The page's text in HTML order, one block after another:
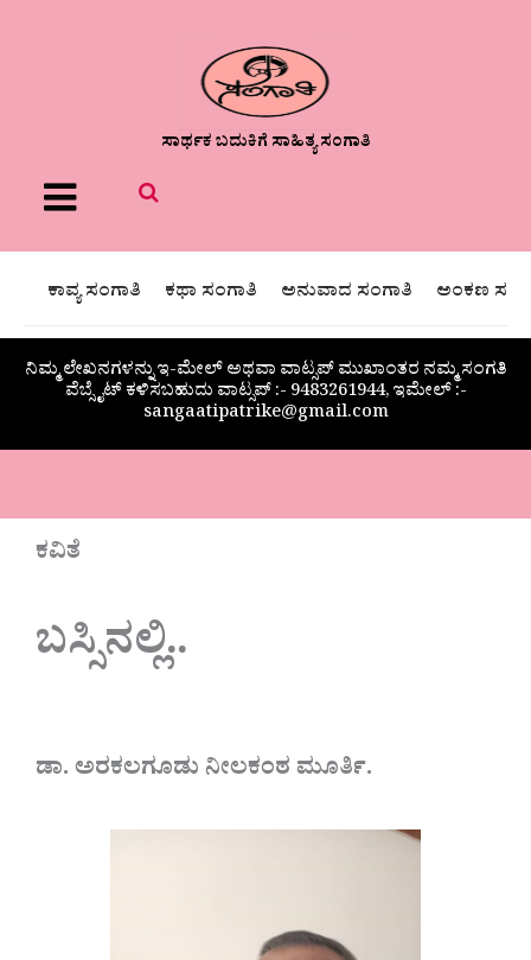
ಸಾರ್ಥಕ ಬದುಕಿಗೆ ಸಾಹಿತ್ಯ ಸಂಗಾತಿ
Menu
ಕಾವ್ಯ ಸಂಗಾತಿ ಕಥಾ ಸಂಗಾತಿ ಅನುವಾದ ಸಂಗಾತಿ ಅಂಕಣ
ನಿಮ್ಮ ಲೇಖನಗಳನ್ನು ಇ-ಮೇಲ್ ಅಥವಾ ವಾಟ್ಸಪ್ ಮುಖಾಂತರ ನಮ್ಮ ಸಂಗತಿ
ವೆಬ್ಸೈಟ್ ಕಳಿಸಬಹುದು ವಾಟ್ಸಪ್‌ :- 9483261944, ಇಮೇಲ್ :-
sangaatipatrike@gmail.com
ಕವಿತೆ
ಬಸ್ಸಿನಲ್ಲಿ..
ಡಾ. ಅರಕಲಗೂಡು ನೀಲಕಂಠ ಮೂರ್ತಿ.